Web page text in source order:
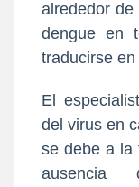
alrededor
dengue en
traducirse
El
del virus en
se debe a la
ausencia